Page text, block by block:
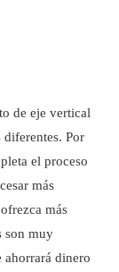
de eje vertical
diferentes. Por
el proceso
más
más
son muy
ahorrará dinero